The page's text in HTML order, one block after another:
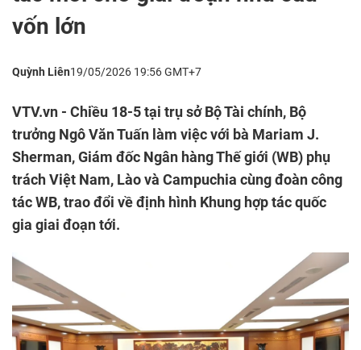
vốn lớn
Quỳnh Liên19/05/2026 19:56 GMT+7
VTV.vn - Chiều 18-5 tại trụ sở Bộ Tài chính, Bộ
trưởng Ngô Văn Tuấn làm việc với bà Mariam J.
Sherman, Giám đốc Ngân hàng Thế giới (WB) phụ
trách Việt Nam, Lào và Campuchia cùng đoàn công
tác WB, trao đổi về định hình Khung hợp tác quốc
gia giai đoạn tới.